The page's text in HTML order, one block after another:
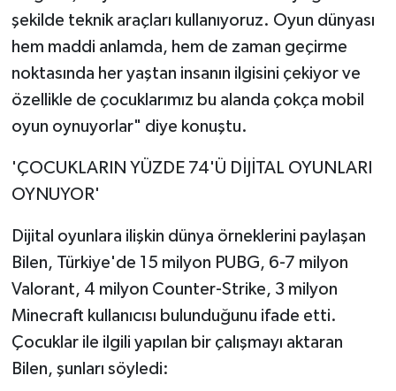
şekilde teknik araçları kullanıyoruz. Oyun dünyası
hem maddi anlamda, hem de zaman geçirme
noktasında her yaştan insanın ilgisini çekiyor ve
özellikle de çocuklarımız bu alanda çokça mobil
oyun oynuyorlar" diye konuştu.
'ÇOCUKLARIN YÜZDE 74'Ü DİJİTAL OYUNLARI
OYNUYOR'
Dijital oyunlara ilişkin dünya örneklerini paylaşan
Bilen, Türkiye'de 15 milyon PUBG, 6-7 milyon
Valorant, 4 milyon Counter-Strike, 3 milyon
Minecraft kullanıcısı bulunduğunu ifade etti.
Çocuklar ile ilgili yapılan bir çalışmayı aktaran
Bilen, şunları söyledi: